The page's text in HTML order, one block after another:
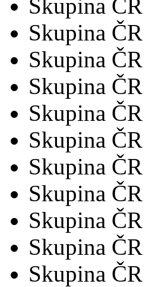
Skupina ČR
Skupina ČR
Skupina ČR
Skupina ČR
Skupina ČR
Skupina ČR
Skupina ČR
Skupina ČR
Skupina ČR
Skupina ČR
Skupina ČR